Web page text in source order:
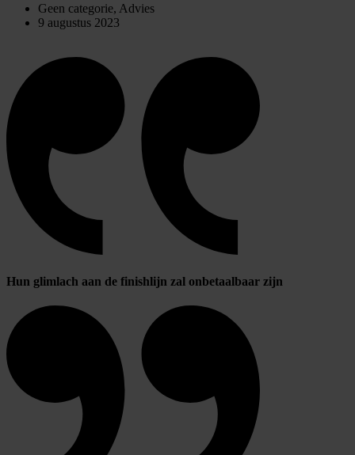
Geen categorie, Advies
9 augustus 2023
Hun glimlach aan de finishlijn zal onbetaalbaar zijn